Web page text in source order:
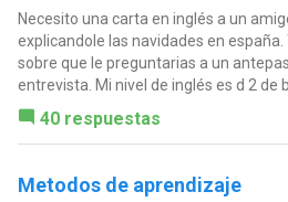
Necesito una carta en inglés a un
explicandole las navidades en
sobre que le preguntarias a un
entrevista. Mi nivel de inglés es d 2 de
40 respuestas
Metodos de aprendizaje